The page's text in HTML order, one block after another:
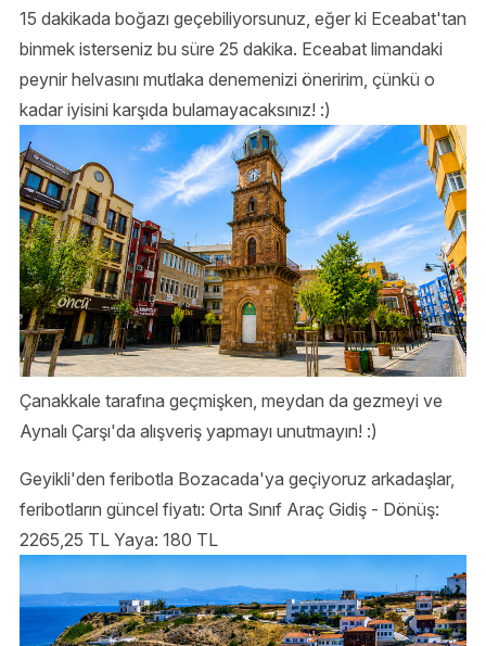
15 dakikada boğazı geçebiliyorsunuz, eğer ki Eceabat'tan
binmek isterseniz bu süre 25 dakika. Eceabat limandaki
peynir helvasını mutlaka denemenizi öneririm, çünkü o
kadar iyisini karşıda bulamayacaksınız! :)
Çanakkale tarafına geçmişken, meydan da gezmeyi ve
Aynalı Çarşı'da alışveriş yapmayı unutmayın! :)
Geyikli'den feribotla Bozacada'ya geçiyoruz arkadaşlar,
feribotların güncel fiyatı: Orta Sınıf Araç Gidiş - Dönüş:
2265,25 TL Yaya: 180 TL